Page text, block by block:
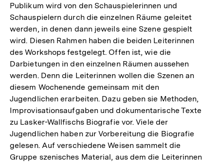
Publikum wird von den Schauspielerinnen und
Schauspielern durch die einzelnen Räume geleitet
werden, in denen dann jeweils eine Szene gespielt
wird. Diesen Rahmen haben die beiden Leiterinnen
des Workshops festgelegt. Offen ist, wie die
Darbietungen in den einzelnen Räumen aussehen
werden. Denn die Leiterinnen wollen die Szenen an
diesem Wochenende gemeinsam mit den
Jugendlichen erarbeiten. Dazu geben sie Methoden,
Improvisationsaufgaben und dokumentarische Texte
zu Lasker-Wallfischs Biografie vor. Viele der
Jugendlichen haben zur Vorbereitung die Biografie
gelesen. Auf verschiedene Weisen sammelt die
Gruppe szenisches Material, aus dem die Leiterinnen